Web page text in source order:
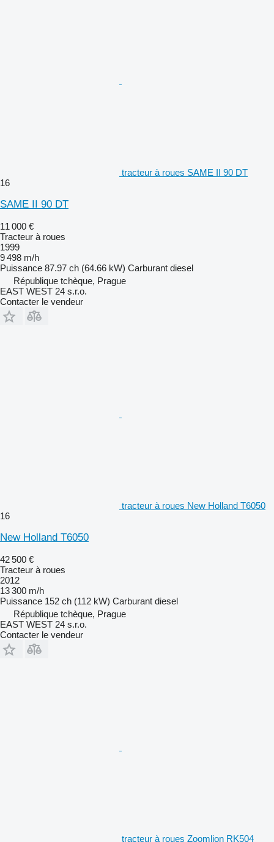
tracteur à roues SAME II 90 DT
16
SAME II 90 DT
11 000 €
Tracteur à roues
1999
9 498 m/h
Puissance 87.97 ch (64.66 kW) Carburant diesel
République tchèque, Prague
EAST WEST 24 s.r.o.
Contacter le vendeur
tracteur à roues New Holland T6050
16
New Holland T6050
42 500 €
Tracteur à roues
2012
13 300 m/h
Puissance 152 ch (112 kW) Carburant diesel
République tchèque, Prague
EAST WEST 24 s.r.o.
Contacter le vendeur
tracteur à roues Zoomlion RK504